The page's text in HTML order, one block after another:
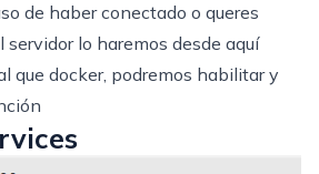
de haber conectado o queres
servidor lo haremos desde aquí
que docker, podremos habilitar y